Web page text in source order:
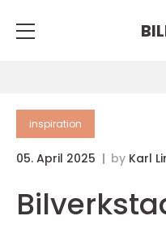
inspiration
05. April 2025 by Karl